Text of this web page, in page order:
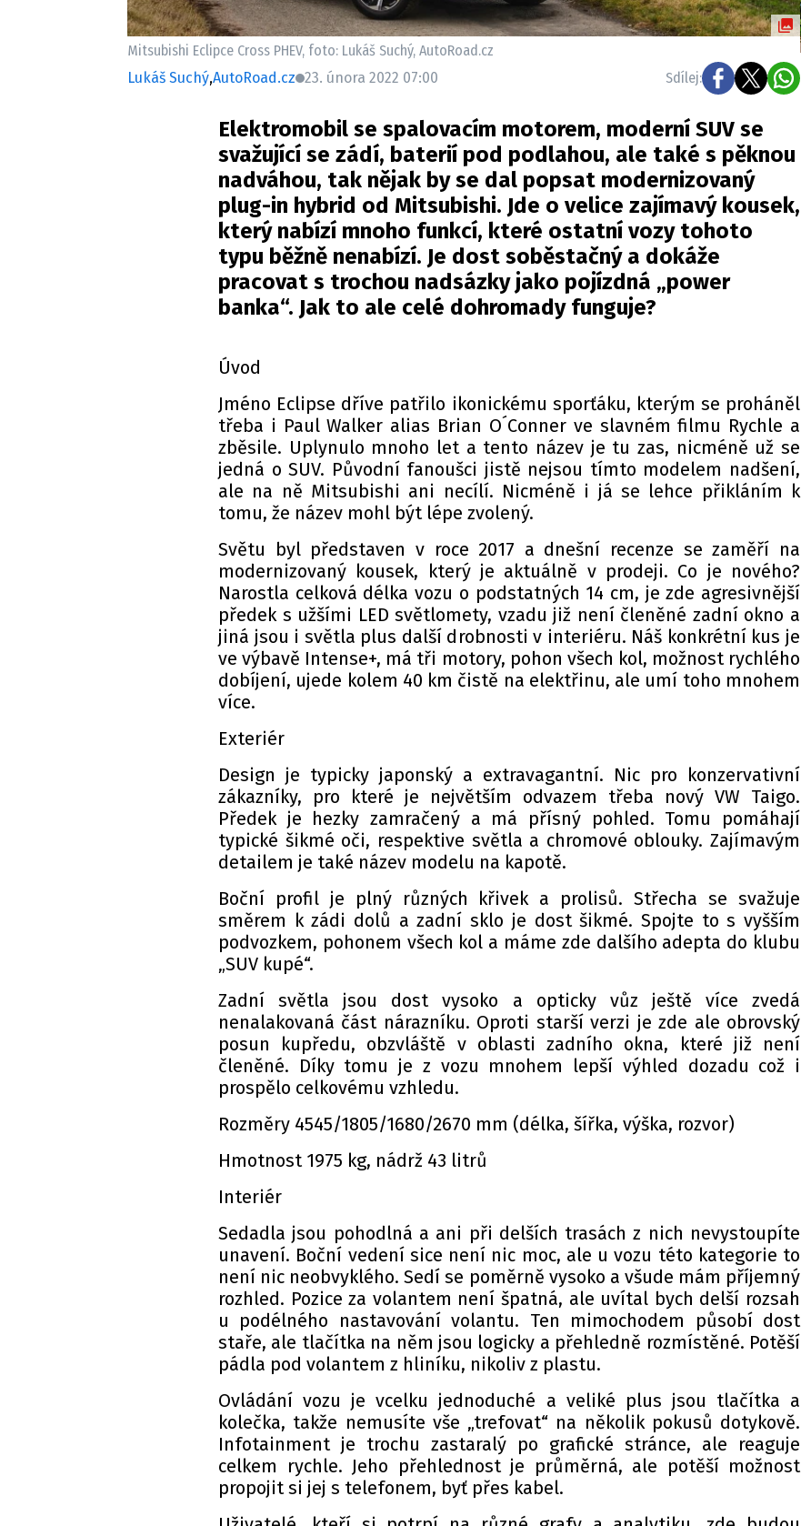
Mitsubishi Eclipce Cross PHEV, foto: Lukáš Suchý, AutoRoad.cz
Lukáš Suchý,AutoRoad.cz 23. února 2022 07:00 Sdílej:
Elektromobil se spalovacím motorem, moderní SUV se
svažující se zádí, baterií pod podlahou, ale také s pěknou
nadváhou, tak nějak by se dal popsat modernizovaný
plug-in hybrid od Mitsubishi. Jde o velice zajímavý kousek,
který nabízí mnoho funkcí, které ostatní vozy tohoto
typu běžně nenabízí. Je dost soběstačný a dokáže
pracovat s trochou nadsázky jako pojízdná „power
banka“. Jak to ale celé dohromady funguje?
Úvod
Jméno Eclipse dříve patřilo ikonickému sporťáku, kterým se proháněl
třeba i Paul Walker alias Brian O´Conner ve slavném filmu Rychle a
zběsile. Uplynulo mnoho let a tento název je tu zas, nicméně už se
jedná o SUV. Původní fanoušci jistě nejsou tímto modelem nadšení,
ale na ně Mitsubishi ani necílí. Nicméně i já se lehce přikláním k
tomu, že název mohl být lépe zvolený.
Světu byl představen v roce 2017 a dnešní recenze se zaměří na
modernizovaný kousek, který je aktuálně v prodeji. Co je nového?
Narostla celková délka vozu o podstatných 14 cm, je zde agresivnější
předek s užšími LED světlomety, vzadu již není členěné zadní okno a
jiná jsou i světla plus další drobnosti v interiéru. Náš konkrétní kus je
ve výbavě Intense+, má tři motory, pohon všech kol, možnost rychlého
dobíjení, ujede kolem 40 km čistě na elektřinu, ale umí toho mnohem
více.
Exteriér
Design je typicky japonský a extravagantní. Nic pro konzervativní
zákazníky, pro které je největším odvazem třeba nový VW Taigo.
Předek je hezky zamračený a má přísný pohled. Tomu pomáhají
typické šikmé oči, respektive světla a chromové oblouky. Zajímavým
detailem je také název modelu na kapotě.
Boční profil je plný různých křivek a prolisů. Střecha se svažuje
směrem k zádi dolů a zadní sklo je dost šikmé. Spojte to s vyšším
podvozkem, pohonem všech kol a máme zde dalšího adepta do klubu
„SUV kupé“.
Zadní světla jsou dost vysoko a opticky vůz ještě více zvedá
nenalakovaná část nárazníku. Oproti starší verzi je zde ale obrovský
posun kupředu, obzvláště v oblasti zadního okna, které již není
členěné. Díky tomu je z vozu mnohem lepší výhled dozadu což i
prospělo celkovému vzhledu.
Rozměry 4545/1805/1680/2670 mm (délka, šířka, výška, rozvor)
Hmotnost 1975 kg, nádrž 43 litrů
Interiér
Sedadla jsou pohodlná a ani při delších trasách z nich nevystoupíte
unavení. Boční vedení sice není nic moc, ale u vozu této kategorie to
není nic neobvyklého. Sedí se poměrně vysoko a všude mám příjemný
rozhled. Pozice za volantem není špatná, ale uvítal bych delší rozsah
u podélného nastavování volantu. Ten mimochodem působí dost
staře, ale tlačítka na něm jsou logicky a přehledně rozmístěné. Potěší
pádla pod volantem z hliníku, nikoliv z plastu.
Ovládání vozu je vcelku jednoduché a veliké plus jsou tlačítka a
kolečka, takže nemusíte vše „trefovat“ na několik pokusů dotykově.
Infotainment je trochu zastaralý po grafické stránce, ale reaguje
celkem rychle. Jeho přehlednost je průměrná, ale potěší možnost
propojit si jej s telefonem, byť přes kabel.